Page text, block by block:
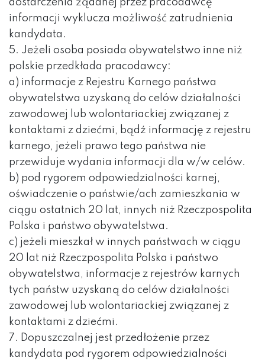
dostarczenia żądanej przez pracodawcę
informacji wyklucza możliwość zatrudnienia
kandydata.
5. Jeżeli osoba posiada obywatelstwo inne niż
polskie przedkłada pracodawcy:
a) informacje z Rejestru Karnego państwa
obywatelstwa uzyskaną do celów działalności
zawodowej lub wolontariackiej związanej z
kontaktami z dziećmi, bądź informację z rejestru
karnego, jeżeli prawo tego państwa nie
przewiduje wydania informacji dla w/w celów.
b) pod rygorem odpowiedzialności karnej,
oświadczenie o państwie/ach zamieszkania w
ciągu ostatnich 20 lat, innych niż Rzeczpospolita
Polska i państwo obywatelstwa.
c) jeżeli mieszkał w innych państwach w ciągu
20 lat niż Rzeczpospolita Polska i państwo
obywatelstwa, informacje z rejestrów karnych
tych państw uzyskaną do celów działalności
zawodowej lub wolontariackiej związanej z
kontaktami z dziećmi.
7. Dopuszczalnej jest przedłożenie przez
kandydata pod rygorem odpowiedzialności